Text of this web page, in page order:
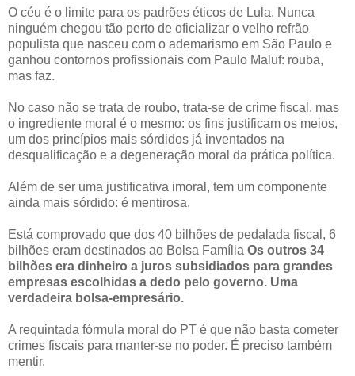
O céu é o limite para os padrões éticos de Lula. Nunca
ninguém chegou tão perto de oficializar o velho refrão
populista que nasceu com o ademarismo em São Paulo e
ganhou contornos profissionais com Paulo Maluf: rouba,
mas faz.
No caso não se trata de roubo, trata-se de crime fiscal, mas
o ingrediente moral é o mesmo: os fins justificam os meios,
um dos princípios mais sórdidos já inventados na
desqualificação e a degeneração moral da prática política.
Além de ser uma justificativa imoral, tem um componente
ainda mais sórdido: é mentirosa.
Está comprovado que dos 40 bilhões de pedalada fiscal, 6
bilhões eram destinados ao Bolsa Família Os outros 34
bilhões era dinheiro a juros subsidiados para grandes
empresas escolhidas a dedo pelo governo. Uma
verdadeira bolsa-empresário.
A requintada fórmula moral do PT é que não basta cometer
crimes fiscais para manter-se no poder. É preciso também
mentir.